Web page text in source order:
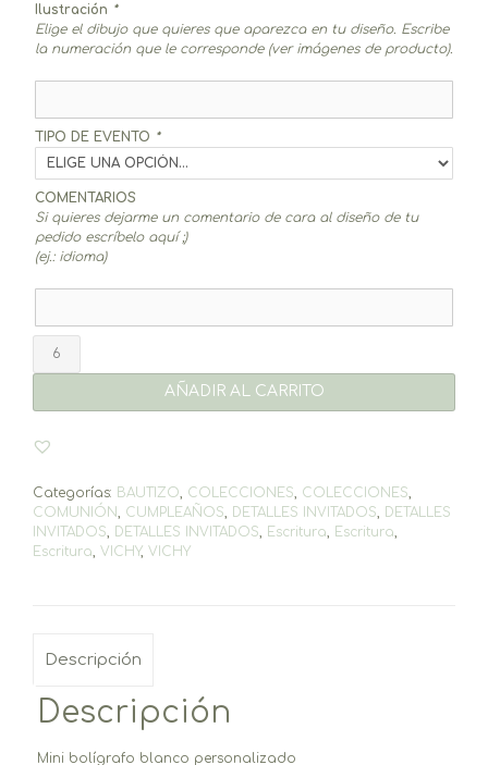
Ilustración *
Elige el dibujo que quieres que aparezca en tu diseño. Escribe
la numeración que le corresponde (ver imágenes de producto).
TIPO DE EVENTO *
COMENTARIOS
Si quieres dejarme un comentario de cara al diseño de tu
pedido escríbelo aquí ;)
(ej.: idioma)
mini
AÑADIR AL CARRITO
Categorías: BAUTIZO, COLECCIONES, COLECCIONES,
COMUNIÓN, CUMPLEAÑOS, DETALLES INVITADOS, DETALLES
INVITADOS, DETALLES INVITADOS, Escritura, Escritura,
Escritura, VICHY, VICHY
Descripción
Descripción
Mini bolígrafo blanco personalizado